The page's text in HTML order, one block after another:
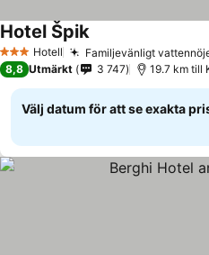
3 StjärnorHotell Familjevänligt
Hotel ŠpikSe priser
8,8 Utmärkt 3 747 19.7 km till
Välj datum för att se exakta